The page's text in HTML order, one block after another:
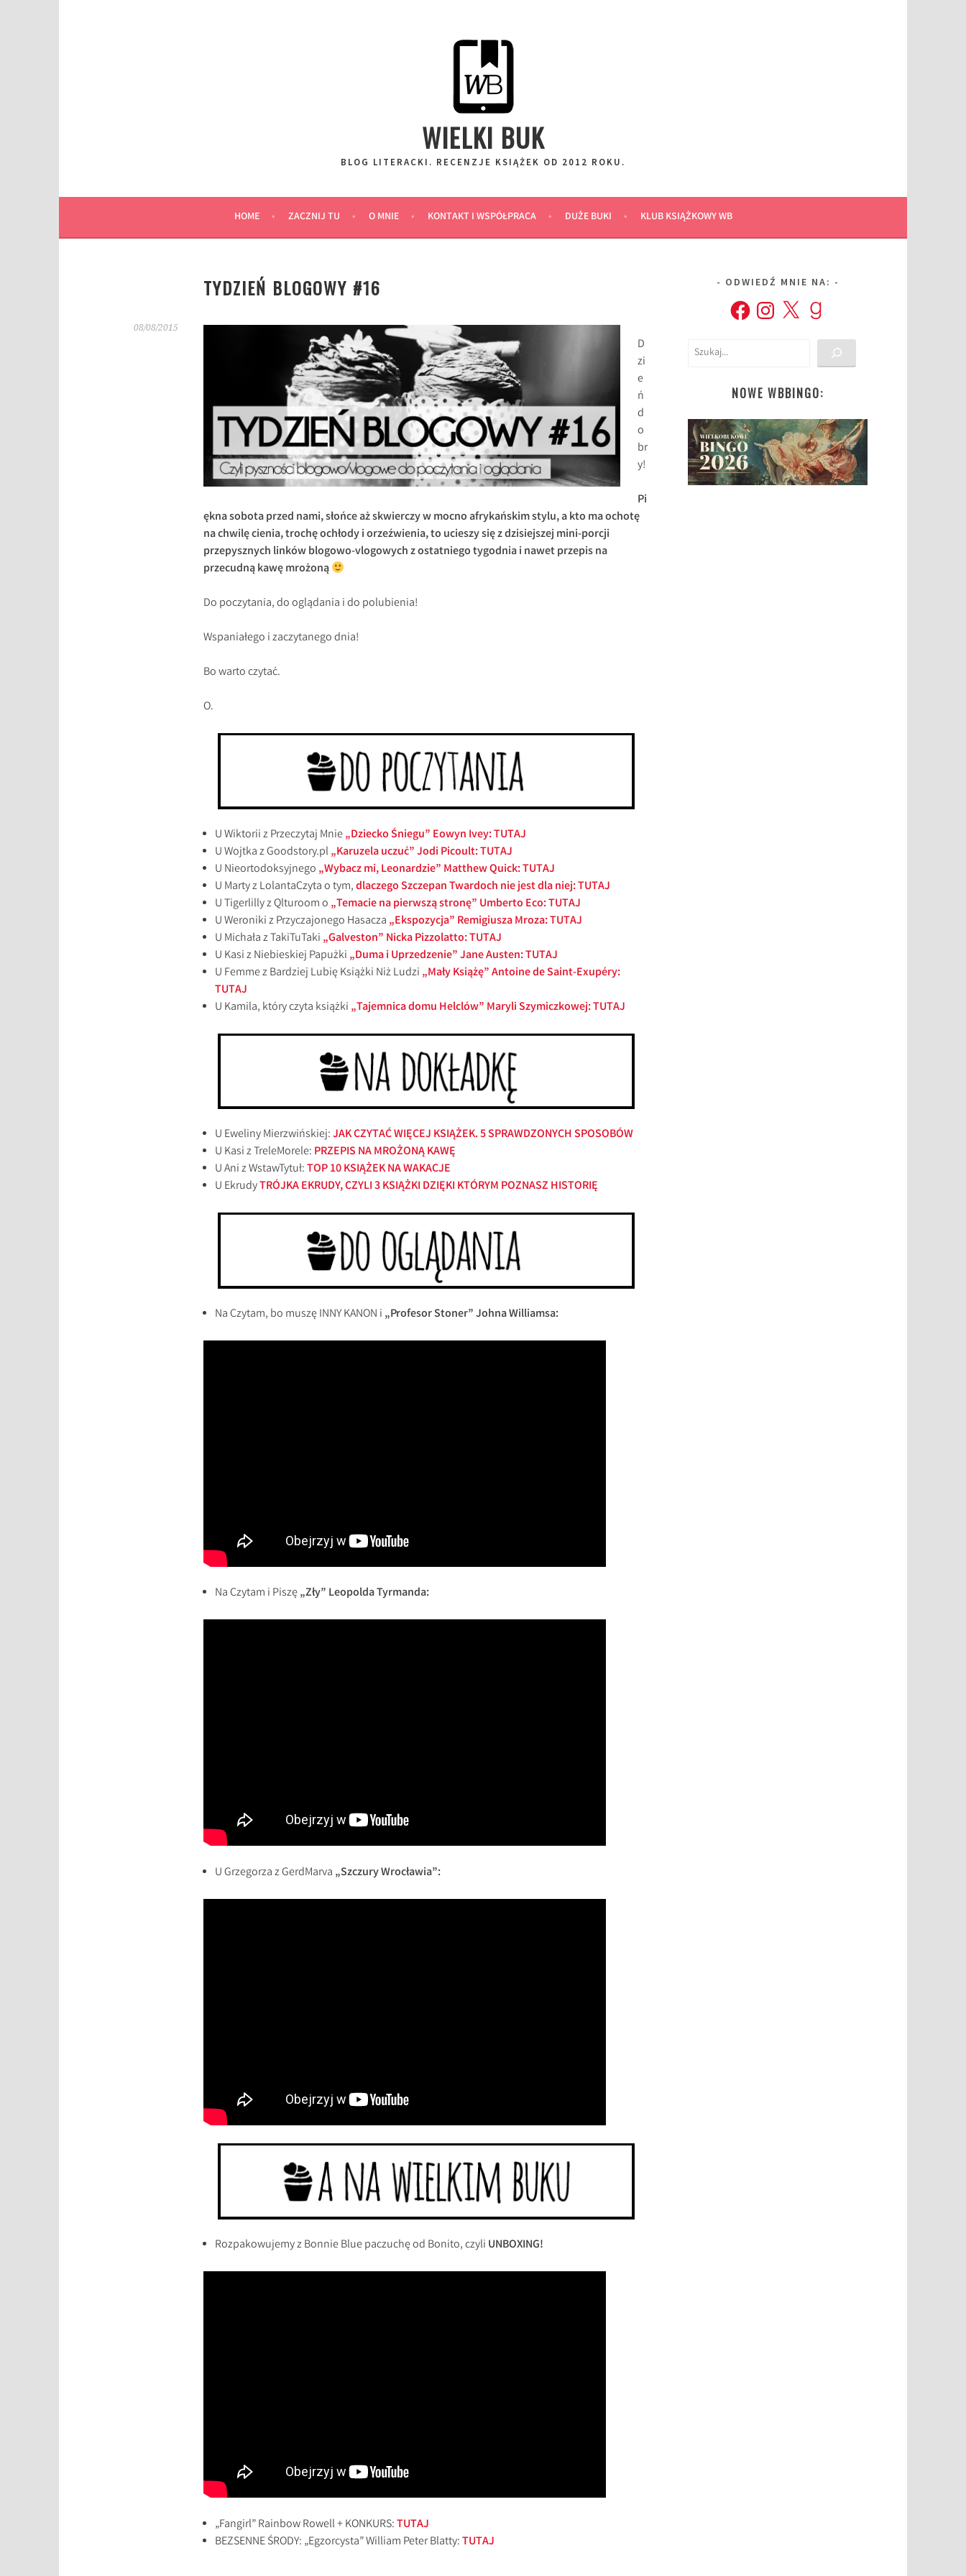
WIELKI BUK
BLOG LITERACKI. RECENZJE KSIĄŻEK OD 2012 ROKU.
HOME ZACZNIJ TU O MNIE KONTAKT I WSPÓŁPRACA DUŻE BUKI KLUB KSIĄŻKOWY WB
TYDZIEŃ BLOGOWY #16
08/08/2015
D
zi
e
ń
d
o
br
y!
Pi
ękna sobota przed nami, słońce aż skwierczy w mocno afrykańskim stylu, a kto ma ochotę
na chwilę cienia, trochę ochłody i orzeźwienia, to ucieszy się z dzisiejszej mini-porcji
przepysznych linków blogowo-vlogowych z ostatniego tygodnia i nawet przepis na
przecudną kawę mrożoną
Do poczytania, do oglądania i do polubienia!
Wspaniałego i zaczytanego dnia!
Bo warto czytać.
O.
U Wiktorii z Przeczytaj Mnie„Dziecko Śniegu” Eowyn Ivey: TUTAJ
U Wojtka z Goodstory.pl „Karuzela uczuć” Jodi Picoult: TUTAJ
U Nieortodoksyjnego „Wybacz mi, Leonardzie” Matthew Quick: TUTAJ
U Marty z LolantaCzyta o tym,dlaczego Szczepan Twardoch nie jest dla niej: TUTAJ
U Tigerlilly z Qlturoom o „Temacie na pierwszą stronę” Umberto Eco: TUTAJ
U Weroniki z Przyczajonego Hasacza „Ekspozycja” Remigiusza Mroza: TUTAJ
U Michała z TakiTuTaki „Galveston” Nicka Pizzolatto: TUTAJ
U Kasi z Niebieskiej Papużki „Duma i Uprzedzenie” Jane Austen: TUTAJ
U Femme z Bardziej Lubię Książki Niż Ludzi „Mały Książę” Antoine de Saint-Exupéry:
TUTAJ
U Kamila, który czyta książki „Tajemnica domu Helclów” Maryli Szymiczkowej: TUTAJ
U Eweliny Mierzwińskiej:JAK CZYTAĆ WIĘCEJ KSIĄŻEK. 5 SPRAWDZONYCH SPOSOBÓW
U Kasi z TreleMorele: PRZEPIS NA MROŻONĄ KAWĘ
U Ani z WstawTytuł:TOP 10 KSIĄŻEK NA WAKACJE
U EkrudyTRÓJKA EKRUDY, CZYLI 3 KSIĄŻKI DZIĘKI KTÓRYM POZNASZ HISTORIĘ
Na Czytam, bo muszę INNY KANON i „Profesor Stoner” Johna Williamsa:
Na Czytam i Piszę„Zły” Leopolda Tyrmanda:
U Grzegorza z GerdMarva „Szczury Wrocławia”:
Rozpakowujemy z Bonnie Blue paczuchę od Bonito, czyli UNBOXING!
„Fangirl” Rainbow Rowell + KONKURS:TUTAJ
BEZSENNE ŚRODY: „Egzorcysta” William Peter Blatty:TUTAJ
ODWIEDŹ MNIE NA:
FacebookInstagram
X Goodreads
Szukaj
NOWE WBBINGO: